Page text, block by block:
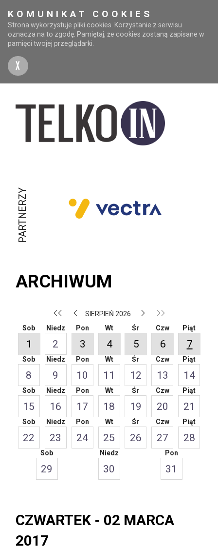
KOMUNIKAT COOKIES
Strona wykorzystuje pliki cookies. Korzystanie z serwisu
oznacza na to zgodę. Pamiętaj, że cookies zostaną zapisane w
pamięci twojej przeglądarki.
X
PARTNERZY
ARCHIWUM
SIERPIEŃ 2026
Sob
1
Niedz
2
Pon
3
Wt
4
Śr
5
Czw
6
Piąt
7
Sob
8
Niedz
9
Pon
10
Wt
11
Śr
12
Czw
13
Piąt
14
Sob
15
Niedz
16
Pon
17
Wt
18
Śr
19
Czw
20
Piąt
21
Sob
22
Niedz
23
Pon
24
Wt
25
Śr
26
Czw
27
Piąt
28
Sob
29
Niedz
30
Pon
31
CZWARTEK - 02 MARCA
2017